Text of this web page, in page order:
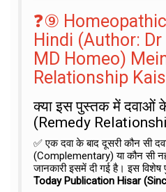
❓⑨
Hindi (Author:
MD Homeo)
Relationship
क्या इस पुस्तक में दवाओं
(Remedy
✅ एक दवा के बाद दूसरी कौन सी
(Complementary) या कौन सी
जानकारी इसमें दी गई है। इस
Today Publication Hisar